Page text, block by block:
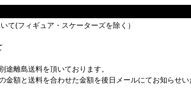
て(フィギュア・スケーターズを除く）
途離島送料を頂いております。
額と送料を合わせた金額を後日メールにてお知らせい